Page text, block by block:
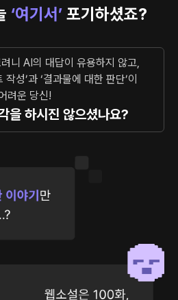
‘여기서’ 포기하셨죠?
니 AI의 대답이 유용하지 않고,
성’과 ‘결과물에 대한 판단’이
려운 당신!
을 하시진 않으셨나요?